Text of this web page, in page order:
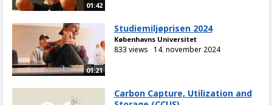
01:42
01:21
Studiemiljøprisen 2024
Københavns Universitet
833 views 14. november 2024
Carbon Capture, Utilization and